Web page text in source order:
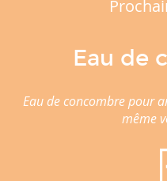
Eau de
Eau de concombre pour
même